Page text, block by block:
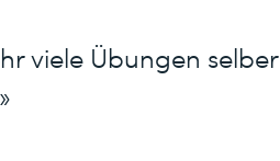
viele Übungen selber